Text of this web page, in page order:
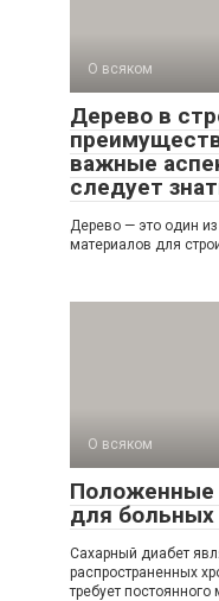
О всяком
Дерево в
важные
следует
Дерево — это один
материалов для
О всяком
Положенные
для
Сахарный диабет
распространенных
требует